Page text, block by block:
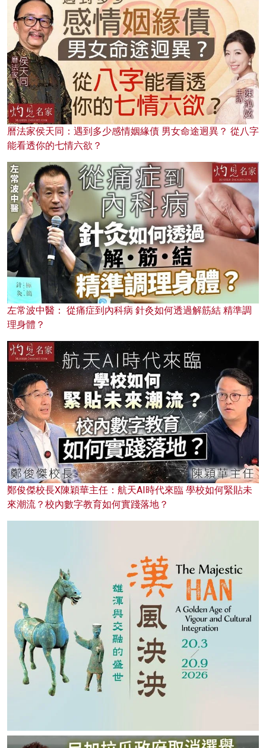
曆法家侯天同：遇到多少感情姻緣債 男女命途迥異？ 從八字
能看透你的七情六欲？
左常波中醫： 從痛症到內科病 針灸如何透過解筋結 精準調
理身體？
鄭俊傑校長X陳穎華主任：航天AI時代來臨 學校如何緊貼未
來潮流？校內數字教育如何實踐落地？